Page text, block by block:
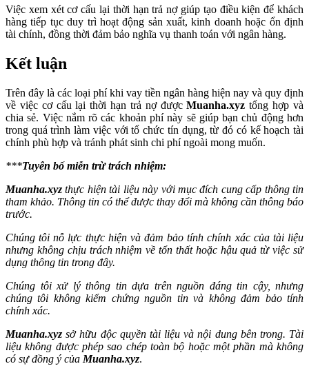
Việc xem xét cơ cấu lại thời hạn trả nợ giúp tạo điều kiện để khách
hàng tiếp tục duy trì hoạt động sản xuất, kinh doanh hoặc ổn định
tài chính, đồng thời đảm bảo nghĩa vụ thanh toán với ngân hàng.
Kết luận
Trên đây là các loại phí khi vay tiền ngân hàng hiện nay và quy định
về việc cơ cấu lại thời hạn trả nợ đượcMuanha.xyz tổng hợp và
chia sẻ. Việc nắm rõ các khoản phí này sẽ giúp bạn chủ động hơn
trong quá trình làm việc với tổ chức tín dụng, từ đó có kế hoạch tài
chính phù hợp và tránh phát sinh chi phí ngoài mong muốn.
***Tuyên bố miễn trừ trách nhiệm:
Muanha.xyz thực hiện tài liệu này với mục đích cung cấp thông tin
tham khảo. Thông tin có thể được thay đổi mà không cần thông báo
trước.
Chúng tôi nỗ lực thực hiện và đảm bảo tính chính xác của tài liệu
nhưng không chịu trách nhiệm về tổn thất hoặc hậu quả từ việc sử
dụng thông tin trong đây.
Chúng tôi xử lý thông tin dựa trên nguồn đáng tin cậy, nhưng
chúng tôi không kiểm chứng nguồn tin và không đảm bảo tính
chính xác.
Muanha.xyz sở hữu độc quyền tài liệu và nội dung bên trong. Tài
liệu không được phép sao chép toàn bộ hoặc một phần mà không
có sự đồng ý của Muanha.xyz.